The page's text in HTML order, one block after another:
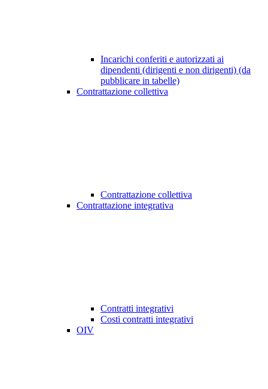
Incarichi conferiti e autorizzati ai
dipendenti (dirigenti e non dirigenti) (da
pubblicare in tabelle)
Contrattazione collettiva
Contrattazione collettiva
Contrattazione integrativa
Contratti integrativi
Costi contratti integrativi
OIV